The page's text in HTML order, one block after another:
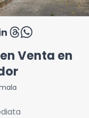
Venta en